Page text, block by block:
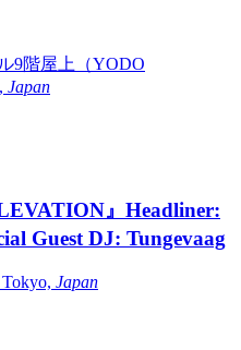
9階屋上（YODO
Japan
』Headliner:
Guest DJ: Tungevaag
Japan